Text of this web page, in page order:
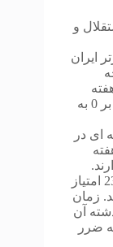
و
ایران
گذشته به مصاف تراکتور رفت و این بازی 2 بر 0 به
ای در
استقلالی ها اکنون وضعیت خوبی دارند و با 23 امتیاز
زمان
آن
ضرر